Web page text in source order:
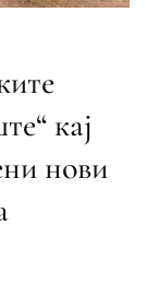
кај
нови